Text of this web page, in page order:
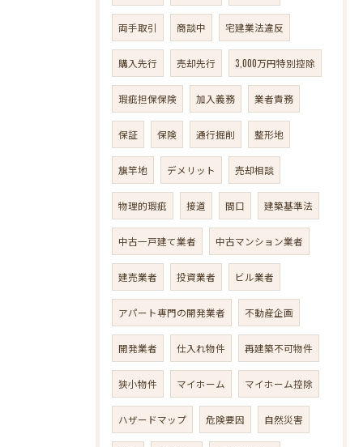
両手取引 商談中 宅建業法違反
購入先行 売却先行 3,000万円特別控除
瑕疵担保保険 加入義務 業者責務
保証 保険 通行掘削 整形地
旗竿地 デメリット 売却相談
物理的瑕疵 接道 間口 建築基準法
中古一戸建て業者 中古マンション業者
建売業者 投資業者 ビル業者
アパート専門の開発業者 不動産企画
開発業者 仕入れ物件 再建築不可物件
狭小物件 マイホーム マイホーム控除
ハザードマップ 危険要因 自然災害